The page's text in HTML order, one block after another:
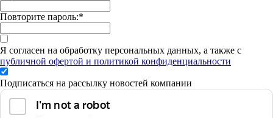
Повторите пароль:*
Я согласен на обработку персональных данных, а также с
публичной офертой и политикой конфиденциальности
Подписаться на рассылку новостей компании